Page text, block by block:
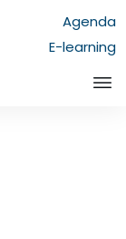
Agenda
E-learning